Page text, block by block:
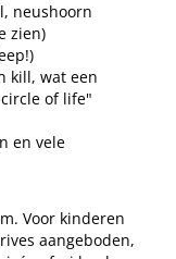
neushoorn
zien)
kill, wat een
of life"
en vele
Voor kinderen
aangeboden,